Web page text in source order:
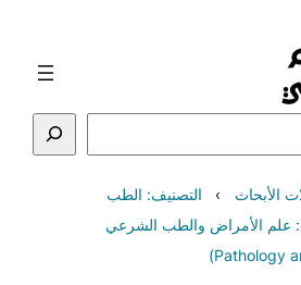
الأبحاث
التصنيف: الطب
علم الأمراض والطب الشرعي